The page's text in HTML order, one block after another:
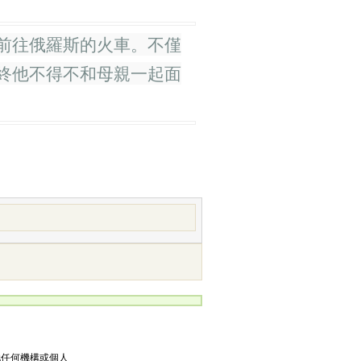
往俄羅斯的火車。不僅
他不得不和母親一起面
何機構或個人